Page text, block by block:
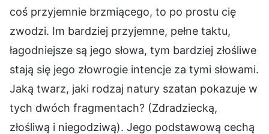
coś przyjemnie brzmiącego, to po prostu cię
zwodzi. Im bardziej przyjemne, pełne taktu,
łagodniejsze są jego słowa, tym bardziej złośliwe
stają się jego złowrogie intencje za tymi słowami.
Jaką twarz, jaki rodzaj natury szatan pokazuje w
tych dwóch fragmentach? (Zdradziecką,
złośliwą i niegodziwą). Jego podstawową cechą